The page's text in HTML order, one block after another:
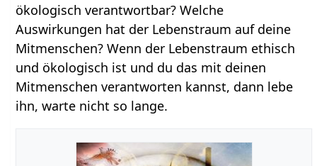
ökologisch verantwortbar? Welche
Auswirkungen hat der Lebenstraum auf deine
Mitmenschen? Wenn der Lebenstraum ethisch
und ökologisch ist und du das mit deinen
Mitmenschen verantworten kannst, dann lebe
ihn, warte nicht so lange.